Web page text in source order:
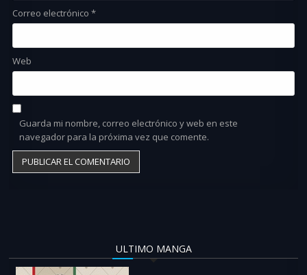
Correo electrónico*
Web
Guarda mi nombre, correo electrónico y web en este
navegador para la próxima vez que comente.
ULTIMO MANGA